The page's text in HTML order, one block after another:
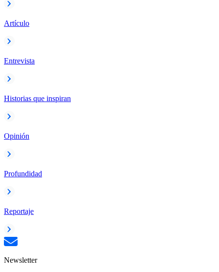
Artículo
Entrevista
Historias que inspiran
Opinión
Profundidad
Reportaje
Newsletter